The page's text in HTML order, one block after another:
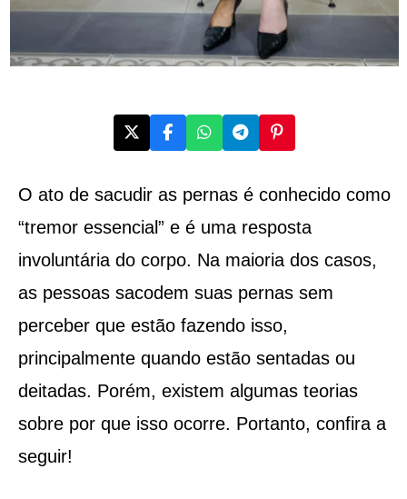
O ato de sacudir as pernas é conhecido como
“tremor essencial” e é uma resposta
involuntária do corpo. Na maioria dos casos,
as pessoas sacodem suas pernas sem
perceber que estão fazendo isso,
principalmente quando estão sentadas ou
deitadas. Porém, existem algumas teorias
sobre por que isso ocorre. Portanto, confira a
seguir!